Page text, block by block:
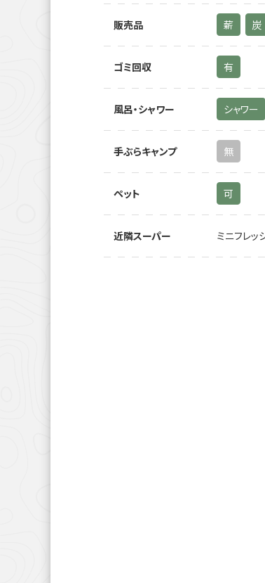
販売品 薪 炭
ゴミ回収 有
風呂・シャワー シャワー
手ぶらキャンプ 無
ペット 可
近隣スーパー ミニフレ